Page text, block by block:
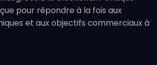
pour répondre à la fois aux
et aux objectifs commerciaux à